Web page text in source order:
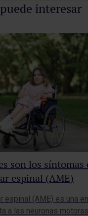
interesar
son los síntomas
espinal (AME)
espinal (AME) es una
a las neuronas